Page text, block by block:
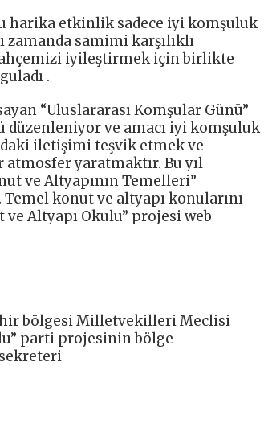
harika etkinlik sadece iyi komşuluk
samimi karşılıklı
iyileştirmek için birlikte
.
“Uluslararası Komşular Günü”
düzenleniyor ve amacı iyi komşuluk
iletişimi teşvik etmek ve
atmosfer yaratmaktır. Bu yıl
ve Altyapının Temelleri”
Temel konut ve altyapı konularını
ve Altyapı Okulu” projesi web
bölgesi Milletvekilleri Meclisi
parti projesinin bölge